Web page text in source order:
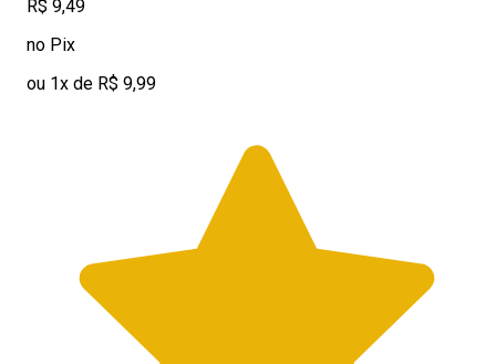
R$ 9,49
no Pix
ou 1x de R$ 9,99